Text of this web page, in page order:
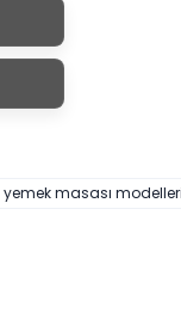
yemek masası modelleri